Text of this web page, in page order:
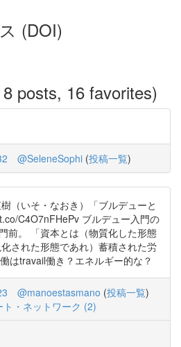
(DOI)
posts, 16 favorites)
@SeleneSophi (投稿一覧)
（いそ・なおき）「ブルデューと
C4O7nFHePv ブルデュー入門の
前。 「資本とは（物質化した形態
された形態であれ）蓄積された労
はtravail働き？エネルギー的な？
@manoestasmano (投稿一覧)
ト・ネットワーク (2)